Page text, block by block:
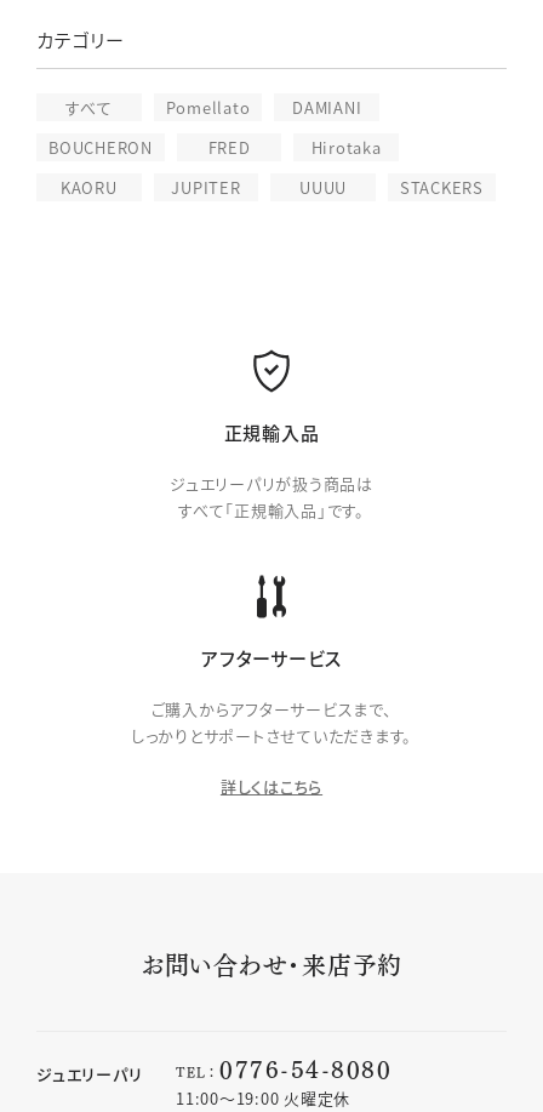
カテゴリー
すべて Pomellato
DAMIANI
BOUCHERON
FRED
Hirotaka
KAORU
JUPITER UUUU STACKERS
正規輸入品
ジュエリーパリが扱う商品は
すべて「正規輸入品」です。
アフターサービス
ご購入からアフターサービスまで、
しっかりとサポートさせていただきます。
詳しくはこちら
お問い合わせ・来店予約
ジュエリーパリ TEL： 0776-54-8080
11:00〜19:00 火曜定休